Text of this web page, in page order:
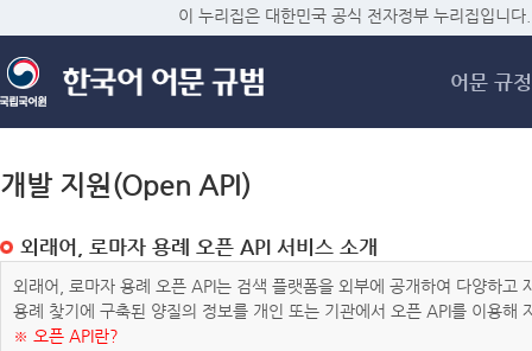
메
이 누리집은 대한민국 공식 전자정부 누리집입니다.
어문 규정
개발 지원(Open API)
외래어, 로마자 용례 오픈 API 서비스 소개
외래어, 로마자 용례 오픈 API는 검색 플랫폼을 외부에 공개하여 다양하
용례 찾기에 구축된 양질의 정보를 개인 또는 기관에서 오픈 API를 이용해
※ 오픈 API란?